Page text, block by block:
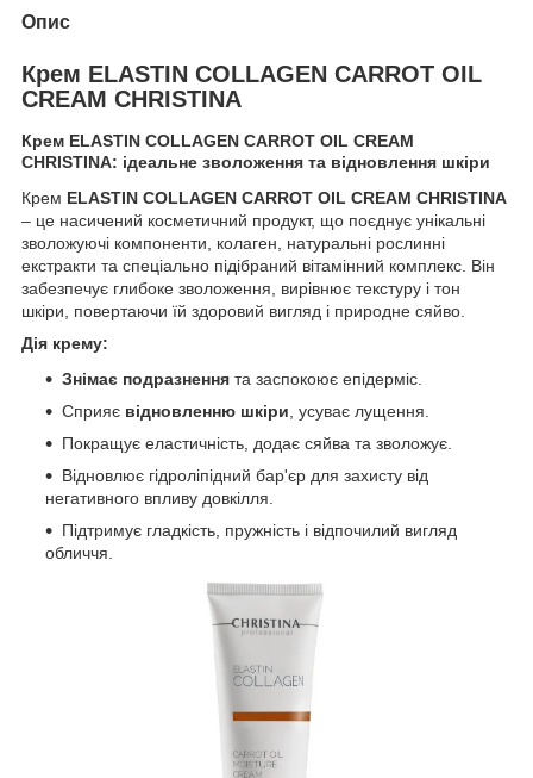
Опис
Крем ELASTIN COLLAGEN CARROT OIL
CREAM CHRISTINA
Крем ELASTIN COLLAGEN CARROT OIL CREAM
CHRISTINA: ідеальне зволоження та відновлення шкіри
Крем ELASTIN COLLAGEN CARROT OIL CREAM CHRISTINA
– це насичений косметичний продукт, що поєднує унікальні
зволожуючі компоненти, колаген, натуральні рослинні
екстракти та спеціально підібраний вітамінний комплекс. Він
забезпечує глибоке зволоження, вирівнює текстуру і тон
шкіри, повертаючи їй здоровий вигляд і природне сяйво.
Дія крему:
Знімає подразнення та заспокоює епідерміс.
Сприяє відновленню шкіри , усуває лущення.
Покращує еластичність, додає сяйва та зволожує.
Відновлює гідроліпідний бар'єр для захисту від
негативного впливу довкілля.
Підтримує гладкість, пружність і відпочилий вигляд
обличчя.